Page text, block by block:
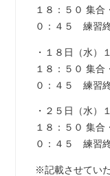
１８：５０ 集
０：４５ 練習
・１８日（水）
１８：５０ 集
０：４５ 練習
・２５日（水）
１８：５０ 集
０：４５ 練習
※記載させてい